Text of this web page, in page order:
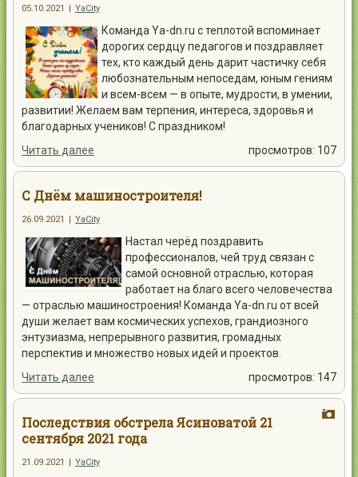
05.10.2021 | YaCity
Команда Ya-dn.ru с теплотой вспоминает
дорогих сердцу педагогов и поздравляет
тех, кто каждый день дарит частичку себя
любознательным непоседам, юным гениям
и всем-всем — в опыте, мудрости, в умении,
развитии! Желаем вам терпения, интереса, здоровья и
благодарных учеников! С праздником!
Читать далее
просмотров: 107
С Днём машиностроителя!
26.09.2021 | YaCity
Настал черёд поздравить
профессионалов, чей труд связан с
самой основной отраслью, которая
работает на благо всего человечества
— отраслью машиностроения! Команда Ya-dn.ru от всей
души желает вам космических успехов, грандиозного
энтузиазма, непрерывного развития, громадных
перспектив и множество новых идей и проектов.
Читать далее
просмотров: 147
Последствия обстрела Ясиноватой 21
сентября 2021 года
21.09.2021 | YaCity